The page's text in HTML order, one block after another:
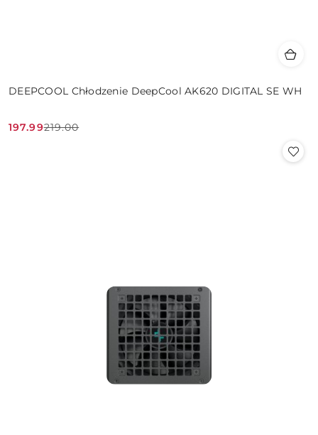
DEEPCOOL Chłodzenie DeepCool AK620 DIGITAL SE WH
Cena
197.99
Cena
219.00